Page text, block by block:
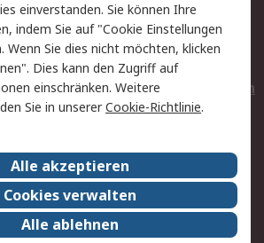
Datenschutz
Zahlungsbedingungen
Entsorgung
Elektrogeräte/Batterien
RS weltweit
Nachhaltigkeit
ZertifikatePresse-Center
einverstanden. Sie können Ihre
indem Sie auf "Cookie Einstellungen
Wenn Sie dies nicht möchten, klicken
Dies kann den Zugriff auf
einschränken. Weitere
Sie in unsererCookie-Richtlinie.
Alle akzeptieren
Cookies verwalten
Alle ablehnen